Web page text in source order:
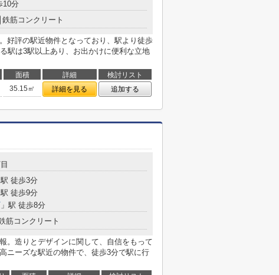
10分
鉄筋コンクリート
好評の駅近物件となっており、駅より徒歩
駅は3駅以上あり、お出かけに便利な立地
面積 詳細
検討リスト
35.15㎡ 詳細を見る 追加する
駅 徒歩3分
駅 徒歩9分
」駅 徒歩8分
筋コンクリート
。造りとデザインに関して、自信をもって
ニーズな駅近の物件で、徒歩3分で駅に行